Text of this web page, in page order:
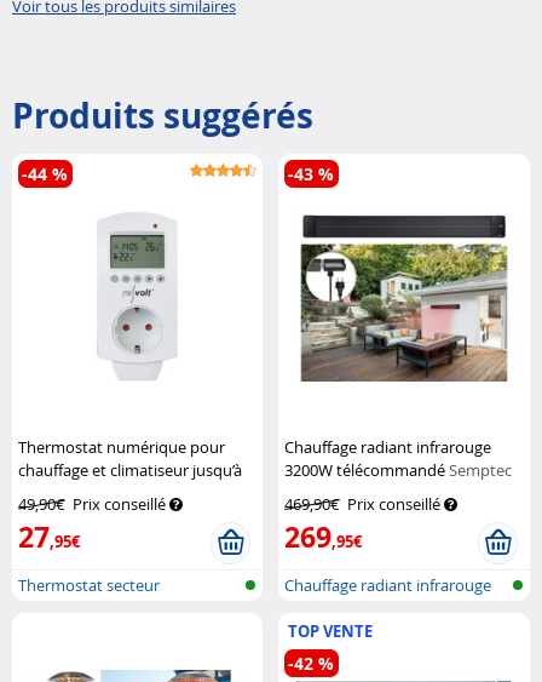
Voir tous les produits similaires
Produits suggérés
Thermostat numérique pour
chauffage et climatiseur jusqu’à
49,90€ Prix conseillé
27,95€
-44 %
Thermostat secteur
Chauffage radiant infrarouge
3200W télécommandéSemptec
469,90€ Prix conseillé
269,95€
-43 %
Chauffage radiant infrarouge
TOP VENTE
-42 %